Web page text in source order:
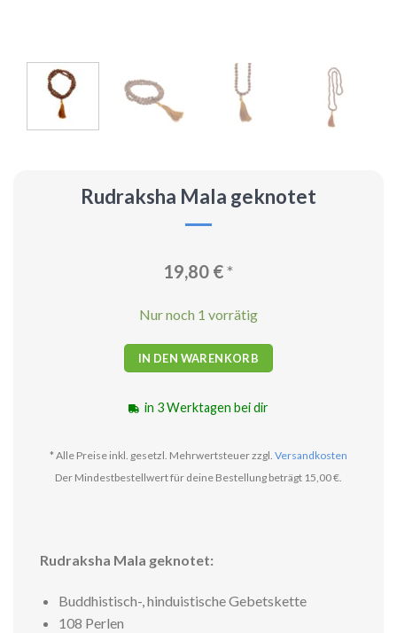
Rudraksha Mala geknotet
19,80 €*
Nur noch 1 vorrätig
IN DEN WARENKORB
in 3 Werktagen bei dir
* Alle Preise inkl. gesetzl. Mehrwertsteuer zzgl. Versandkosten
Der Mindestbestellwert für deine Bestellung beträgt 15,00 €.
Rudraksha Mala geknotet:
Buddhistisch-, hinduistische Gebetskette
108 Perlen